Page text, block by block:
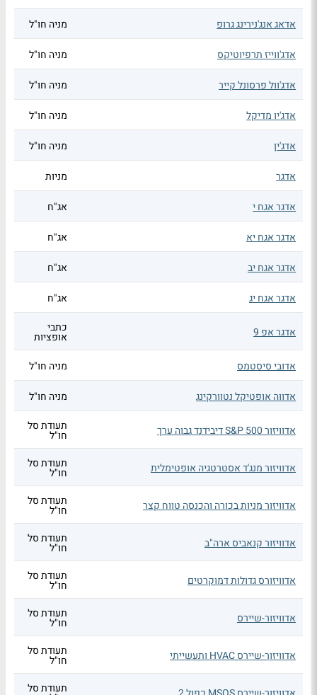
אדאג אנג'נירינג גרופ מניה חו"ל
אדג'ווייז תרפיוטיקס מניה חו"ל
אדג'וול פרסונל קייר מניה חו"ל
אדג'יו מדיקל מניה חו"ל
אדג'ין מניה חו"ל
אדגר מניות
אדגר אגח י אג"ח
אדגר אגח יא אג"ח
אדגר אגח יב אג"ח
אדגר אגח יג אג"ח
אדגר אפ 9 כתבי
אופציות
אדובי סיסטמס
מניה חו"ל
אדווה אופטיקל נטוורקינג מניה חו"ל
אדוויזור S&P 500 דיבידנד גבוה ערך תעודת סל
חו"ל
אדוויזור מנג'ד אסטרטגיה אופטימלית תעודת סל
חו"ל
אדוויזור מניות בכורה והכנסה טווח קצר תעודת סל
חו"ל
אדוויזור קנאביס ארה"ב תעודת סל
חו"ל
אדוויזורס גדולות דמוקרטים תעודת סל
חו"ל
אדוויזור-שיירס תעודת סל
חו"ל
אדוויזור-שיירס HVAC ותעשייתי תעודת סל
חו"ל
תעודת סל